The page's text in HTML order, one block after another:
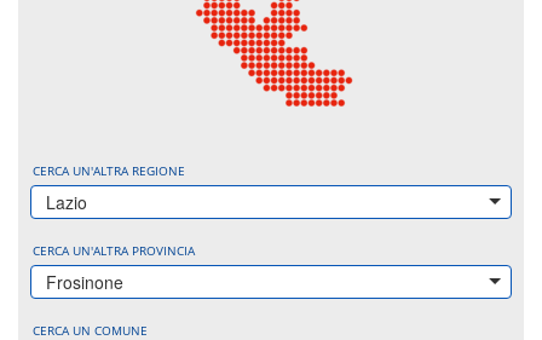
CERCA UN'ALTRA REGIONE
Lazio
CERCA UN'ALTRA PROVINCIA
Frosinone
CERCA UN COMUNE